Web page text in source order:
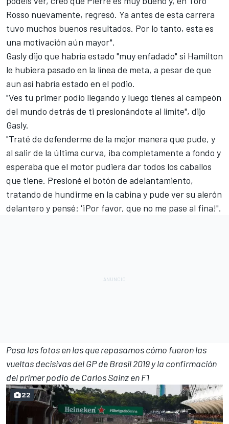
Rosso nuevamente, regresó. Ya antes de esta carrera
tuvo muchos buenos resultados. Por lo tanto, esta es
una motivación aún mayor".
Gasly dijo que habría estado "muy enfadado" si Hamilton
le hubiera pasado en la línea de meta, a pesar de que
aun así habría estado en el podio.
"Ves tu primer podio llegando y luego tienes al campeón
del mundo detrás de ti presionándote al límite", dijo
Gasly.
"Traté de defenderme de la mejor manera que pude, y
al salir de la última curva, iba completamente a fondo y
esperaba que el motor pudiera dar todos los caballos
que tiene. Presioné el botón de adelantamiento,
tratando de hundirme en la cabina y pude ver su alerón
delantero y pensé: '¡Por favor, que no me pase al fina!".
Pasa las fotos en las que repasamos cómo fueron las
vueltas decisivas del GP de Brasil 2019 y la confirmación
del primer podio de Carlos Sainz en F1
22